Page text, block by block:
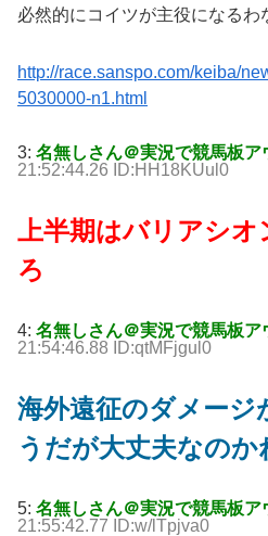
必然的にコイツが主役になるわ
http://race.sanspo.com/keiba/
5030000-n1.html
3: 名無しさん＠実況で競馬板ア
21:52:44.26 ID:HH18KUul0
上半期はバリアシオ
ろ
4: 名無しさん＠実況で競馬板ア
21:54:46.88 ID:qtMFjgul0
海外遠征のダメージ
うだが大丈夫なのか
5: 名無しさん＠実況で競馬板ア
21:55:42.77 ID:w/lTpjva0